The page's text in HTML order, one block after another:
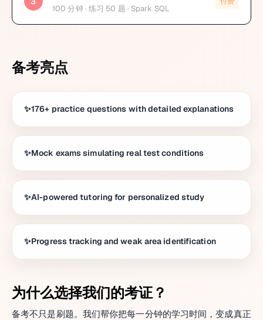
100 分钟 · 练习 50 题 · Spark SQL
备考亮点
176+ practice questions with detailed explanations
Mock exams simulating real test conditions
AI-powered tutoring for personalized study
Progress tracking and weak area identification
为什么选择我们的考证？
备考不只是刷题。我们帮你把每一分钟的学习时间，变成真正